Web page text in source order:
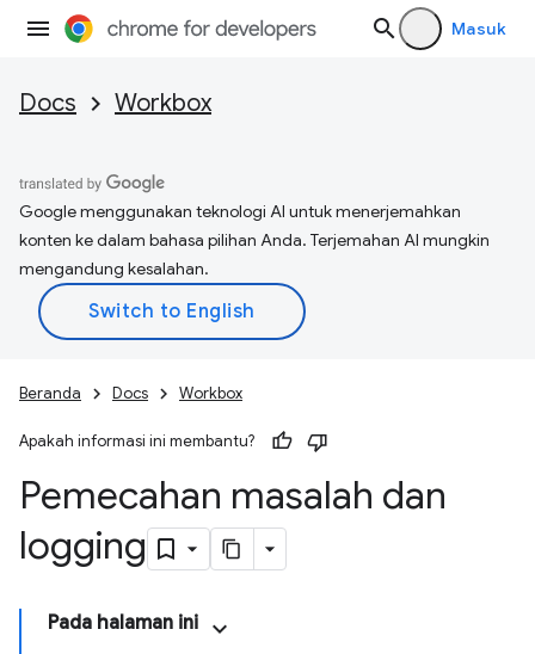
Masuk
Docs Workbox
Google menggunakan teknologi AI untuk menerjemahkan
konten ke dalam bahasa pilihan Anda. Terjemahan AI mungkin
mengandung kesalahan.
Beranda Docs Workbox
Apakah informasi ini membantu?
Pemecahan masalah dan
logging
Pada halaman ini